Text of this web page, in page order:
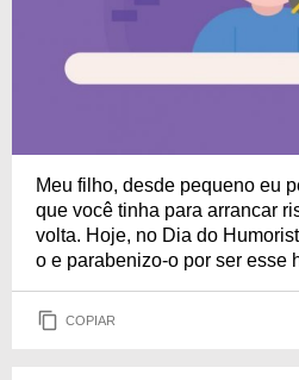
Meu filho, desde pequeno eu
que você tinha para arrancar
volta. Hoje, no Dia do
o e parabenizo-o por ser esse
COPIAR